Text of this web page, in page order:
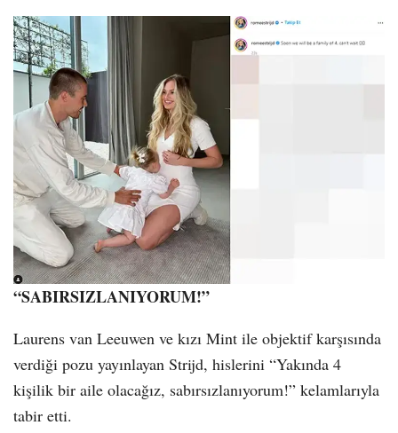
“SABIRSIZLANIYORUM!”
Laurens van Leeuwen ve kızı Mint ile objektif karşısında
verdiği pozu yayınlayan Strijd, hislerini “Yakında 4
kişilik bir aile olacağız, sabırsızlanıyorum!” kelamlarıyla
tabir etti.